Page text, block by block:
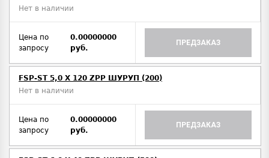
Нет в наличии
Цена по
запросу
0.00000000
руб.
ПРЕДЗАКАЗ
FSP-ST 5,0 X 120 ZPP ШУРУП (200)
Нет в наличии
Цена по
запросу
0.00000000
руб.
ПРЕДЗАКАЗ